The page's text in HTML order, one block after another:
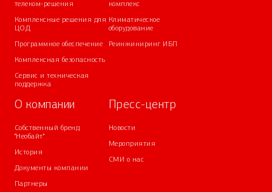
телеком-решения
Комплексные решения для
ЦОД
Программное обеспечение
Комплексная безопасность
Сервис и техническая
поддержка
комплекс
Климатическое
оборудование
Реинжиниринг ИБП
О компании
Собственный бренд
"Необайт"
История
Документы компании
Партнеры
Пресс-центр
Новости
Мероприятия
СМИ о нас